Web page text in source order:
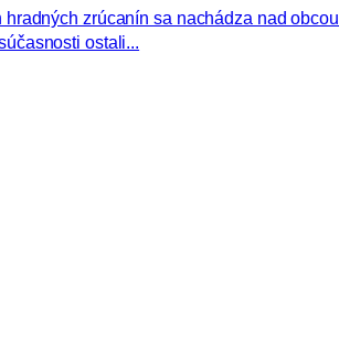
hradných zrúcanín sa nachádza nad obcou
ostali...